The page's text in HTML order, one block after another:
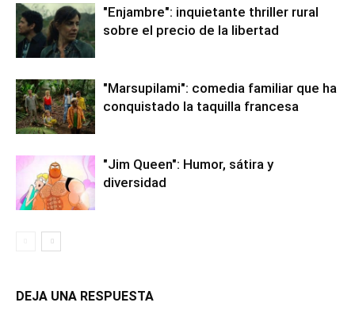
"Enjambre": inquietante thriller rural
sobre el precio de la libertad
"Marsupilami": comedia familiar que ha
conquistado la taquilla francesa
"Jim Queen": Humor, sátira y
diversidad
DEJA UNA RESPUESTA